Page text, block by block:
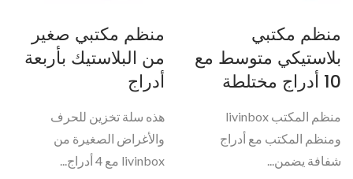
منظم مكتبي
بلاستيكي متوسط مع
10 أدراج مختلطة
منظم المكتب livinbox
ومنظم المكتب مع أدراج
شفافة يضمن...
منظم مكتبي صغير
من البلاستيك بأربعة
أدراج
هذه سلة تخزين للحرف
والأغراض الصغيرة من
livinbox مع 4 أدراج...